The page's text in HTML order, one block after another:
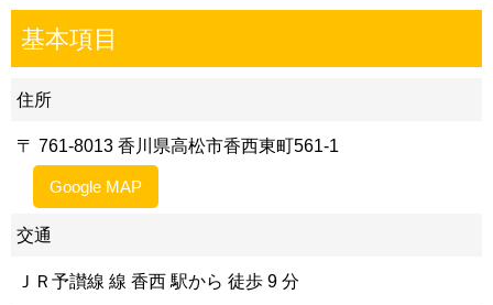
基本項目
住所
〒 761-8013 香川県高松市香西東町561-1
Google MAP
交通
ＪＲ予讃線 線 香西 駅から 徒歩 9 分